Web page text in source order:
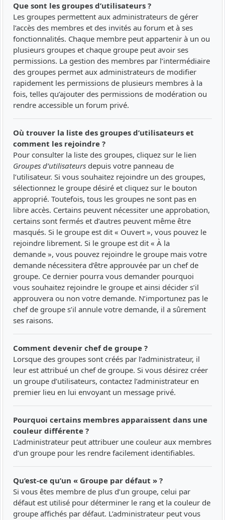
Que sont les groupes d’utilisateurs ?
Les groupes permettent aux administrateurs de gérer
l’accès des membres et des invités au forum et à ses
fonctionnalités. Chaque membre peut appartenir à un ou
plusieurs groupes et chaque groupe peut avoir ses
permissions. La gestion des membres par l’intermédiaire
des groupes permet aux administrateurs de modifier
rapidement les permissions de plusieurs membres à la
fois, telles qu’ajouter des permissions de modération ou
rendre accessible un forum privé.
Où trouver la liste des groupes d’utilisateurs et
comment les rejoindre ?
Pour consulter la liste des groupes, cliquez sur le lien
Groupes d’utilisateurs depuis votre panneau de
l’utilisateur. Si vous souhaitez rejoindre un des groupes,
sélectionnez le groupe désiré et cliquez sur le bouton
approprié. Toutefois, tous les groupes ne sont pas en
libre accès. Certains peuvent nécessiter une approbation,
certains sont fermés et d’autres peuvent même être
masqués. Si le groupe est dit « Ouvert », vous pouvez le
rejoindre librement. Si le groupe est dit « À la
demande », vous pouvez rejoindre le groupe mais votre
demande nécessitera d’être approuvée par un chef de
groupe. Ce dernier pourra vous demander pourquoi
vous souhaitez rejoindre le groupe et ainsi décider s’il
approuvera ou non votre demande. N’importunez pas le
chef de groupe s’il annule votre demande, il a sûrement
ses raisons.
Comment devenir chef de groupe ?
Lorsque des groupes sont créés par l’administrateur, il
leur est attribué un chef de groupe. Si vous désirez créer
un groupe d’utilisateurs, contactez l’administrateur en
premier lieu en lui envoyant un message privé.
Pourquoi certains membres apparaissent dans une
couleur différente ?
L’administrateur peut attribuer une couleur aux membres
d’un groupe pour les rendre facilement identifiables.
Qu’est-ce qu’un « Groupe par défaut » ?
Si vous êtes membre de plus d’un groupe, celui par
défaut est utilisé pour déterminer le rang et la couleur de
groupe affichés par défaut. L’administrateur peut vous